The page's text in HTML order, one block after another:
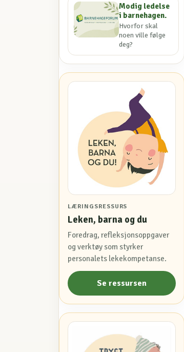
Modig ledelse
i barnehagen.
Hvorfor skal
noen ville følge
deg?
LÆRINGSRESSURS
Leken, barna og du
Foredrag, refleksjonsoppgaver
og verktøy som styrker
personalets lekekompetanse.
Se ressursen